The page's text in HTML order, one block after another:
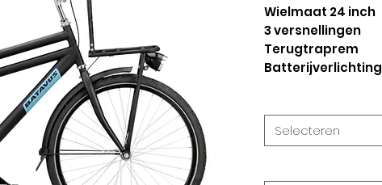
Wielmaat 24 inch
3 versnellingen
Terugtraprem
Batterijverlichting
Selecteren